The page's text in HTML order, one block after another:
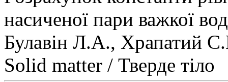
насиченої пари важкої
Булавін Л.А., Храпатий
Solid matter / Тверде тіло